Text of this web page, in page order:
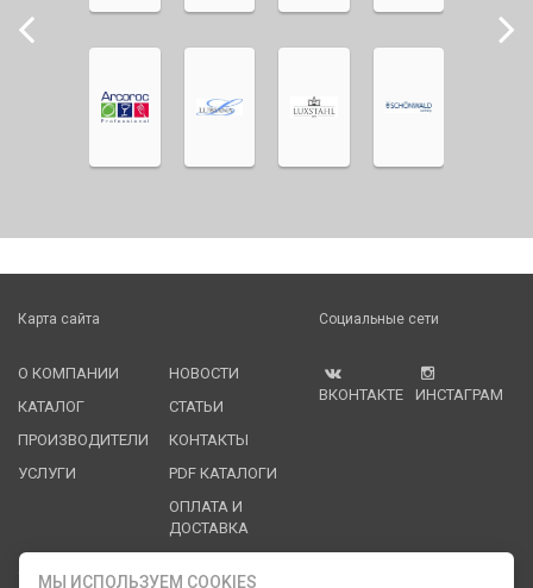
Карта сайта
О КОМПАНИИ
КАТАЛОГ
ПРОИЗВОДИТЕЛИ
УСЛУГИ
НОВОСТИ
СТАТЬИ
КОНТАКТЫ
PDF КАТАЛОГИ
ОПЛАТА И
ДОСТАВКА
Социальные сети
ВКОНТАКТЕ ИНСТАГРАМ
Служба клиентской поддержки
МЫ ИСПОЛЬЗУЕМ COOKIES